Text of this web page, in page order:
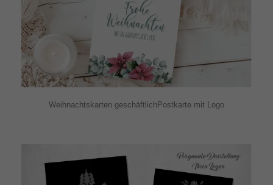
Weihnachtskarten geschäftlichPostkarte mit Logo